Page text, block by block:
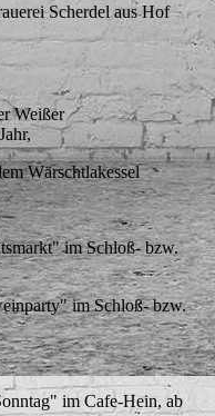
Scherdel aus Hof
Weißer
Wärschtlakessel
im Schloß- bzw.
im Schloß- bzw.
im Cafe-Hein, ab